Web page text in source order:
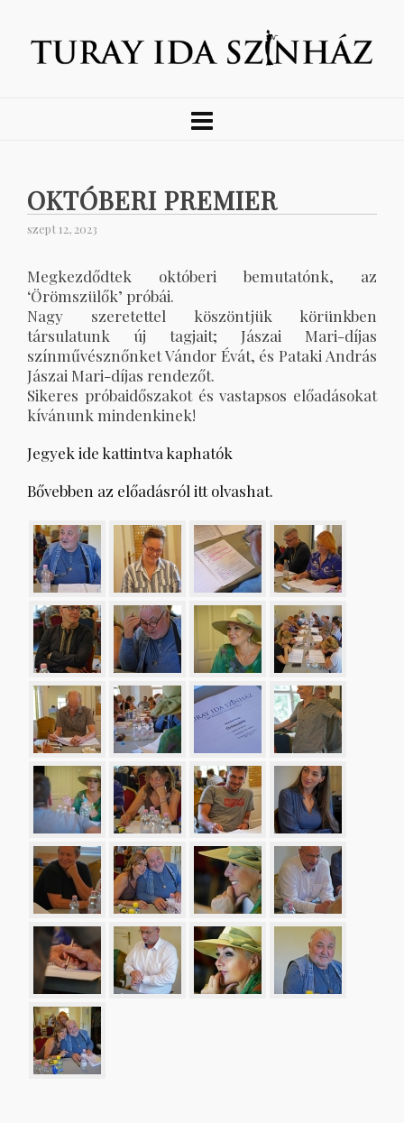
OKTÓBERI PREMIER
szept 12, 2023
Megkezdődtek októberi bemutatónk, az
‘Örömszülők’ próbái.
Nagy szeretettel köszöntjük körünkben
társulatunk új tagjait; Jászai Mari-díjas
színművésznőnket Vándor Évát, és Pataki András
Jászai Mari-díjas rendezőt.
Sikeres próbaidőszakot és vastapsos előadásokat
kívánunk mindenkinek!
Jegyek ide kattintva kaphatók
Bővebben az előadásról itt olvashat.